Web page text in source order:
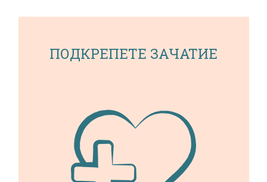
ПОДКРЕПЕТЕ ЗАЧАТИЕ